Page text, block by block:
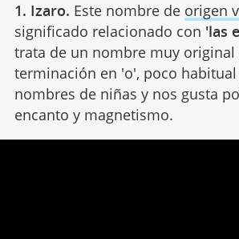
1. Izaro. Este nombre de origen
significado relacionado con 'las
trata de un nombre muy original
terminación en 'o', poco
nombres de niñas y nos gusta
encanto y magnetismo.